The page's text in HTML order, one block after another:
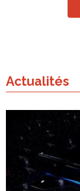
Actualités